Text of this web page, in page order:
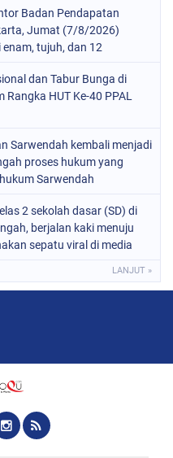
Badan Pendapatan
Jumat (7/8/2026)
tujuh, dan 12
dan Tabur Bunga di
HUT Ke-40 PPAL
Sarwendah kembali menjadi
proses hukum yang
Sarwendah
2 sekolah dasar (SD) di
berjalan kaki menuju
sepatu viral di media
LANJUT »